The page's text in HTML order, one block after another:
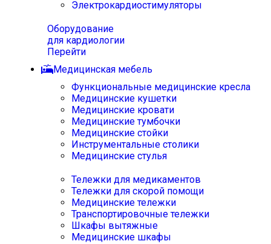
Электрокардиостимуляторы
Оборудование
для кардиологии
Перейти
Медицинская мебель
Функциональные медицинские кресла
Медицинские кушетки
Медицинские кровати
Медицинские тумбочки
Медицинские стойки
Инструментальные столики
Медицинские стулья
Тележки для медикаментов
Тележки для скорой помощи
Медицинские тележки
Транспортировочные тележки
Шкафы вытяжные
Медицинские шкафы